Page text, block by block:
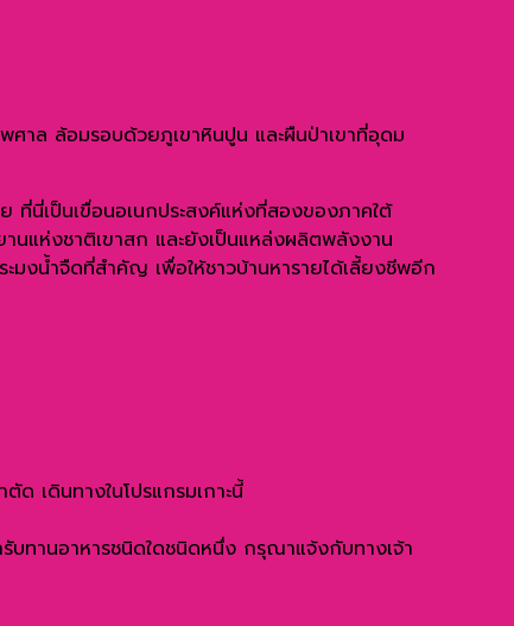
ศาล ล้อมรอบด้วยภูเขาหินปูน และผืนป่าเขาที่อุดม
ที่นี่เป็นเขื่อนอเนกประสงค์แห่งที่สองของภาคใต้
นแห่งชาติเขาสก และยังเป็นแหล่งผลิตพลังงาน
มงน้ำจืดที่สำคัญ เพื่อให้ชาวบ้านหารายได้เลี้ยงชีพอีก
เดินทางในโปรแกรมเกาะนี้
บทานอาหารชนิดใดชนิดหนึ่ง กรุณาแจ้งกับทางเจ้า